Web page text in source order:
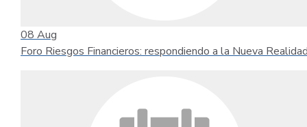
08 Aug
Foro Riesgos Financieros: respondiendo a la Nueva